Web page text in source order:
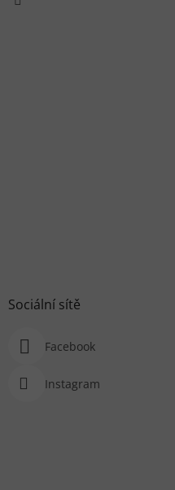
Sociální sítě
Facebook
Instagram